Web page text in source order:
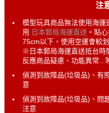
注
模型玩具商品無法使用海
用 日本郵局海運直送。貼
75cm以下，使用空運會較划
※日本郵局海運直送抵台時
反應商品疑慮、功能異常...
偵測到故障品(垃圾品)、有
意
偵測到故障品(垃圾品)、問
注意